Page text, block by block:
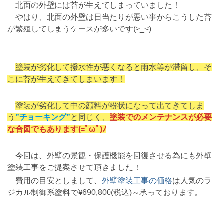
北面の外壁には苔が生えてしまっていました！
やはり、北面の外壁は日当たりが悪い事からこうした苔
が繁殖してしまうケースが多いです(>_<)
塗装が劣化して撥水性が悪くなると雨水等が滞留し、そ
こに苔が生えてきてしまいます！
塗装が劣化して中の顔料が粉状になって出てきてしま
う ”チョーキング”と同じく
塗装でのメンテナンスが必要
な合図でもあります(=ﾟωﾟ)ﾉ
今回は、外壁の景観・保護機能を回復させる為にも外壁
塗装工事をご提案させて頂きました！
費用の目安としまして、 外壁塗装工事の価格は人気のラ
ジカル制御系塗料で¥690,800(税込)～承っております。